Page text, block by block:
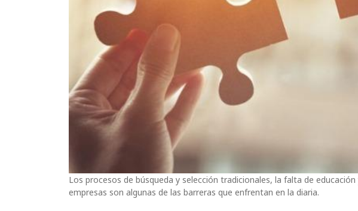
Los procesos de búsqueda y selección tradicionales, la falta de
empresas son algunas de las barreras que enfrentan en la diaria.